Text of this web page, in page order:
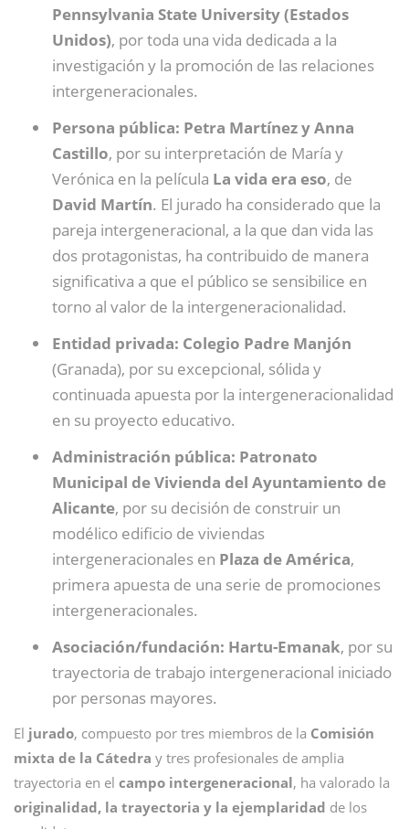
Pennsylvania State University (Estados
Unidos), por toda una vida dedicada a la
investigación y la promoción de las relaciones
intergeneracionales.
Persona pública: Petra Martínez y Anna
Castillo, por su interpretación de María y
Verónica en la película La vida era eso, de
David Martín. El jurado ha considerado que la
pareja intergeneracional, a la que dan vida las
dos protagonistas, ha contribuido de manera
significativa a que el público se sensibilice en
torno al valor de la intergeneracionalidad.
Entidad privada: Colegio Padre Manjón
(Granada), por su excepcional, sólida y
continuada apuesta por la intergeneracionalidad
en su proyecto educativo.
Administración pública: Patronato
Municipal de Vivienda del Ayuntamiento de
Alicante, por su decisión de construir un
modélico edificio de viviendas
intergeneracionales en Plaza de América,
primera apuesta de una serie de promociones
intergeneracionales.
Asociación/fundación: Hartu-Emanak, por su
trayectoria de trabajo intergeneracional iniciado
por personas mayores.
El jurado, compuesto por tres miembros de la Comisión
mixta de la Cátedra y tres profesionales de amplia
trayectoria en el campo intergeneracional, ha valorado la
originalidad, la trayectoria y la ejemplaridad de los